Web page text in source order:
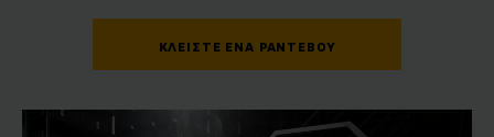
ΚΛΕΙΣΤΕ ΕΝΑ ΡΑΝΤΕΒΟΥ